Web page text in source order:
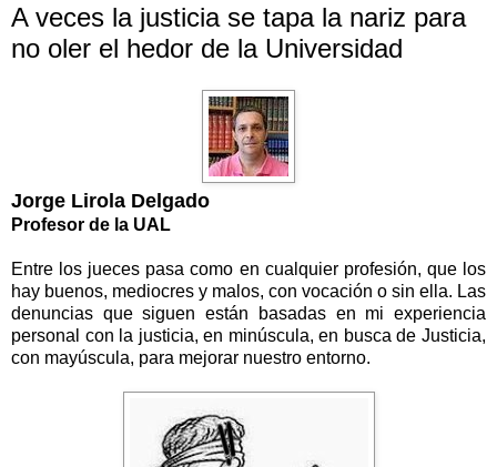
A veces la justicia se tapa la nariz para
no oler el hedor de la Universidad
Jorge Lirola Delgado
Profesor de la UAL
Entre los jueces pasa como en cualquier profesión, que los
hay buenos, mediocres y malos, con vocación o sin ella. Las
denuncias que siguen están basadas en mi experiencia
personal con la justicia, en minúscula, en busca de Justicia,
con mayúscula, para mejorar nuestro entorno.